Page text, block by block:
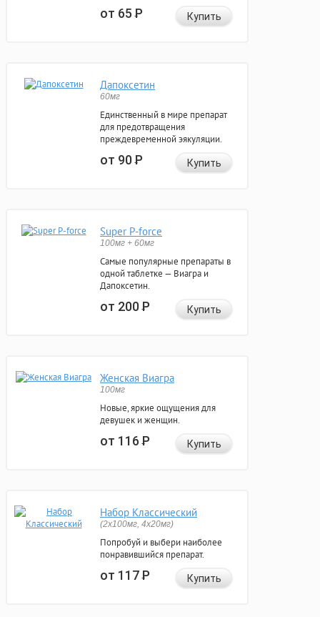
от 65Р Купить
Дапоксетин
60мг
Единственный в мире препарат
для предотвращения
преждевременной эякуляции.
от 90Р Купить
Super P-force
100мг + 60мг
Самые популярные препараты в
одной таблетке — Виагра и
Дапоксетин.
от 200Р Купить
Женская Виагра
100мг
Новые, яркие ощущения для
девушек и женщин.
от 116Р Купить
Набор Классический
(2x100мг, 4x20мг)
Попробуй и выбери наиболее
понравившийся препарат.
от 117Р Купить